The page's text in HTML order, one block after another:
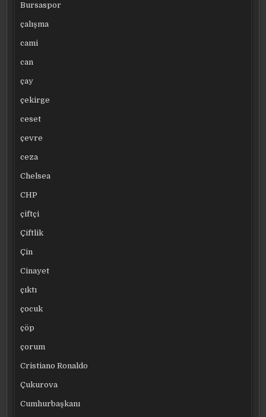
Bursaspor
çalışma
cami
can
çay
çekirge
ceset
çevre
ceza
Chelsea
CHP
çiftçi
Çiftlik
Çin
Cinayet
çıktı
çocuk
çöp
çorum
Cristiano Ronaldo
Çukurova
Cumhurbaşkanı